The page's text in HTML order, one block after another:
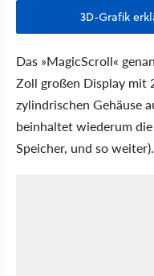
3D-Grafik
Das »MagicScroll«
Zoll großen Display mit
zylindrischen Gehäuse
beinhaltet wiederum
Speicher, und so weiter).